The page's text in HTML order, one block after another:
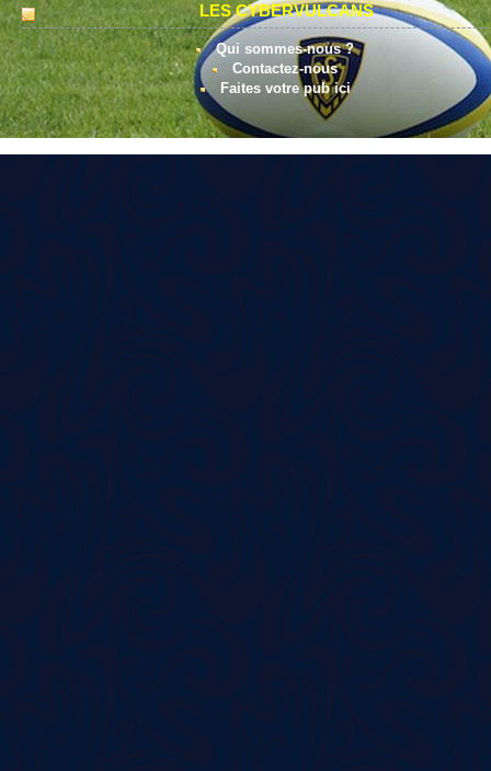
LES CYBERVULCANS
Qui sommes-nous ?
Contactez-nous
Faites votre pub ici